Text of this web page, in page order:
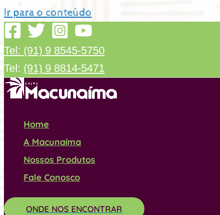
Ir para o conteúdo
Tel: (91) 9 8545-5750
Tel: (91) 9 8814-5471
Home
A Macunaíma
Nossos Produtos
Fale Conosco
ONDE NOS ENCONTRAR